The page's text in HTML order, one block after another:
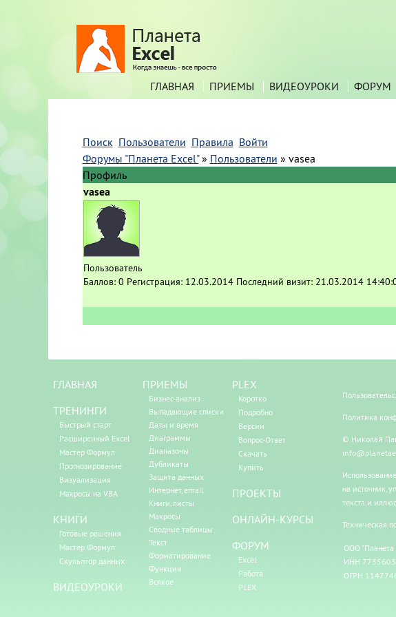
ГЛАВНАЯ ПРИЕМЫ ВИДЕОУРОКИ ФОРУМ
Поиск Пользователи Правила Войти
Форумы "Планета Excel" » Пользователи » vasea
Профиль
vasea
Пользователь
Баллов: 0 Регистрация: 12.03.2014 Последний визит: 21.03.2014
ГЛАВНАЯ
ТРЕНИНГИ
Быстрый старт
Расширенный Excel
Мастер Формул
Прогнозирование
Визуализация
Макросы на VBA
КНИГИ
Готовые решения
Мастер Формул
Скульптор данных
ВИДЕОУРОКИ
ПРИЕМЫ
Бизнес-анализ
Выпадающие списки
Даты и время
Диаграммы
Диапазоны
Дубликаты
Защита данных
Интернет, email
Книги, листы
Макросы
Сводные таблицы
Текст
Форматирование
Функции
Всякое
PLEX
Коротко
Подробно
Версии
Вопрос-Ответ
Скачать
Купить
ПРОЕКТЫ
ОНЛАЙН-КУРСЫ
ФОРУМ
Excel
Работа
PLEX
Политика
© Николай
на источник,
текста и
Техническая
ООО "Планета
ИНН
ОГРН